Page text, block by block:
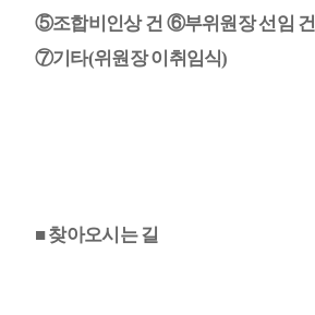
⑤조합비인상 건 ⑥부위원장 선임 건
⑦기타(위원장 이취임식)
■ 찾아오시는 길